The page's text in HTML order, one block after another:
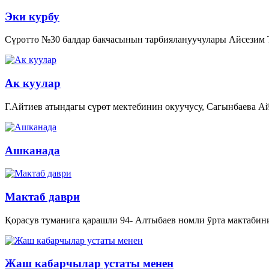
Эки курбу
Сүрөттө №30 балдар бакчасынын тарбиялануучулары
Ак куулар
Г.Айтиев атындагы сүрөт мектебинин окуучусу, Сагынбаева
Ашканада
Мактаб даври
Қорасув туманига қарашли 94- Алтыбаев номли ўрта
Жаш кабарчылар устаты менен